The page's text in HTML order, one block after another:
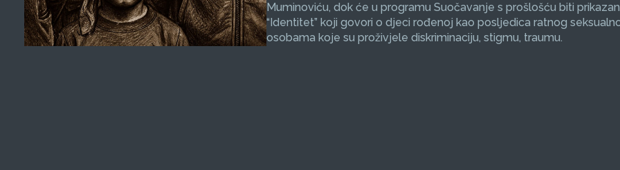
Muminoviću, dok će u programu Suočavanje s prošlošću biti
“Identitet” koji govori o djeci rođenoj kao posljedica ratnog
osobama koje su proživjele diskriminaciju, stigmu, traumu.